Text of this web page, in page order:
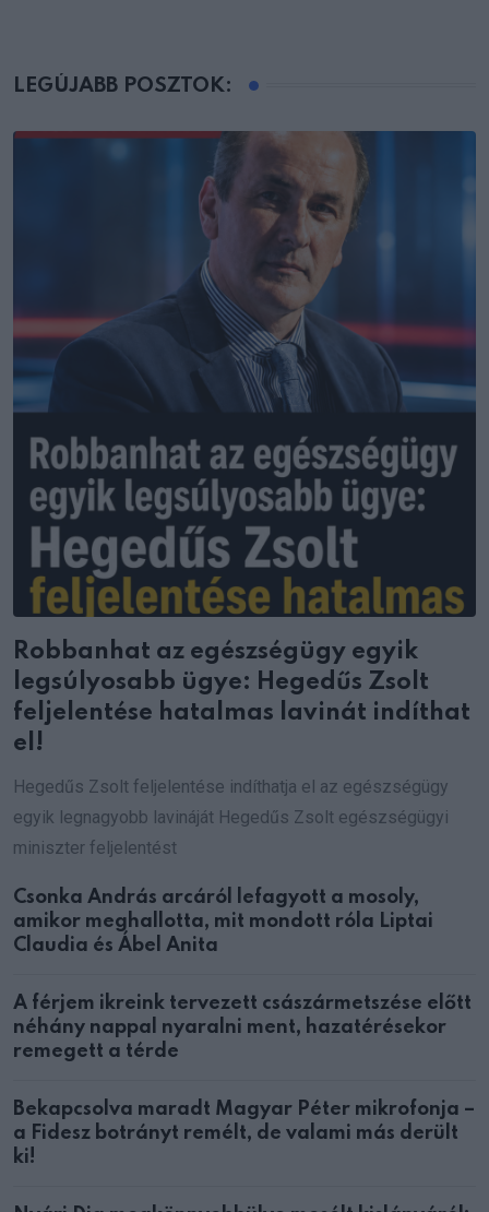
LEGÚJABB POSZTOK:
Robbanhat az egészségügy egyik
legsúlyosabb ügye: Hegedűs Zsolt
feljelentése hatalmas lavinát indíthat
el!
Hegedűs Zsolt feljelentése indíthatja el az egészségügy
egyik legnagyobb lavináját Hegedűs Zsolt egészségügyi
miniszter feljelentést
Csonka András arcáról lefagyott a mosoly,
amikor meghallotta, mit mondott róla Liptai
Claudia és Ábel Anita
A férjem ikreink tervezett császármetszése előtt
néhány nappal nyaralni ment, hazatérésekor
remegett a térde
Bekapcsolva maradt Magyar Péter mikrofonja –
a Fidesz botrányt remélt, de valami más derült
ki!